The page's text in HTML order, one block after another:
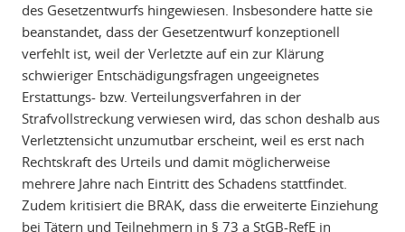
des Gesetzentwurfs hingewiesen. Insbesondere hatte sie
beanstandet, dass der Gesetzentwurf konzeptionell
verfehlt ist, weil der Verletzte auf ein zur Klärung
schwieriger Entschädigungsfragen ungeeignetes
Erstattungs- bzw. Verteilungsverfahren in der
Strafvollstreckung verwiesen wird, das schon deshalb aus
Verletztensicht unzumutbar erscheint, weil es erst nach
Rechtskraft des Urteils und damit möglicherweise
mehrere Jahre nach Eintritt des Schadens stattfindet.
Zudem kritisiert die BRAK, dass die erweiterte Einziehung
bei Tätern und Teilnehmern in § 73 a StGB-RefE in